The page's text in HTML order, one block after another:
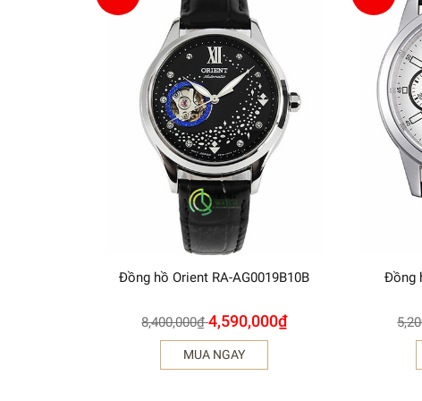
Đồng hồ Orient RA-AG0019B10B
8,400,000₫ 4,590,000₫
MUA NGAY
Đồng